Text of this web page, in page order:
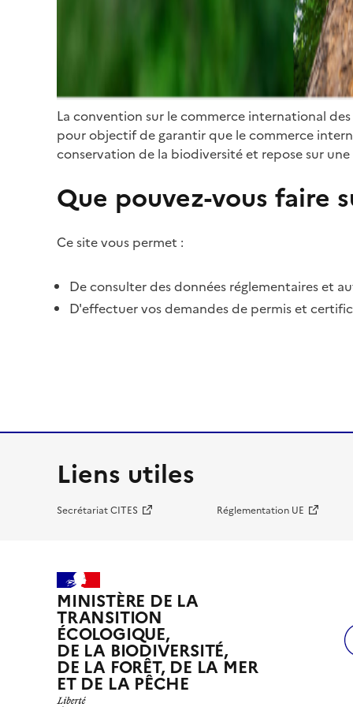
La convention sur le commerce international
pour objectif de garantir que le commerce
conservation de la biodiversité et repose sur
Que pouvez-vous faire
Ce site vous permet :
De consulter des données réglementaires et
D'effectuer vos demandes de permis et
Liens utiles
Secrétariat CITES Réglementation UE
MINISTÈRE DE LA
TRANSITION
ÉCOLOGIQUE,
DE LA BIODIVERSITÉ,
DE LA FORÊT, DE LA MER
ET DE LA PÊCHE